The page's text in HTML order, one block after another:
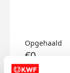
Opgehaald
€0